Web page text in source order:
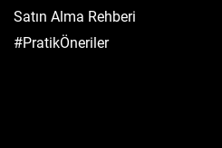
Satın Alma Rehberi
#PratikÖneriler